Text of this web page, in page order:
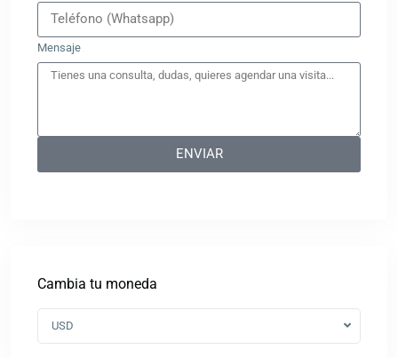
Mensaje
ENVIAR
Cambia tu moneda
USD